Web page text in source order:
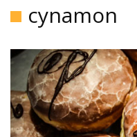
cynamon